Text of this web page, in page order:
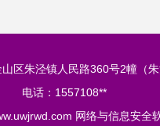
区朱泾镇人民路360号2幢（朱
电话：1557108**
网络与信息安全